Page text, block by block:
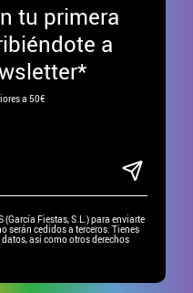
tu primera
a
a 50€
(García Fiestas, S.L.) para enviarte
serán cedidos a terceros. Tienes
así como otros derechos